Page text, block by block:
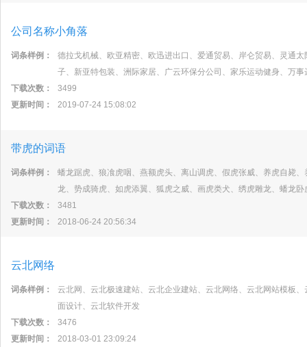
公司名称小角落
词条样例：
德拉戈机械、欧亚精密、欧迅进出口、爱通贸易、岸仑贸易、灵通
子、新亚特包装、洲际家居、广云环保分公司、家乐运动健身、万
下载次数：
3499
更新时间：
2019-07-24 15:08:02
带虎的词语
词条样例：
蟠龙踞虎、狼飡虎咽、燕额虎头、离山调虎、假虎张威、养虎自毙
龙、势成骑虎、如虎添翼、狐虎之威、画虎类犬、绣虎雕龙、蟠龙卧
下载次数：
3481
更新时间：
2018-06-24 20:56:34
云北网络
词条样例：
云北网、云北极速建站、云北企业建站、云北网络、云北网站模板
面设计、云北软件开发
下载次数：
3476
更新时间：
2018-03-01 23:09:24